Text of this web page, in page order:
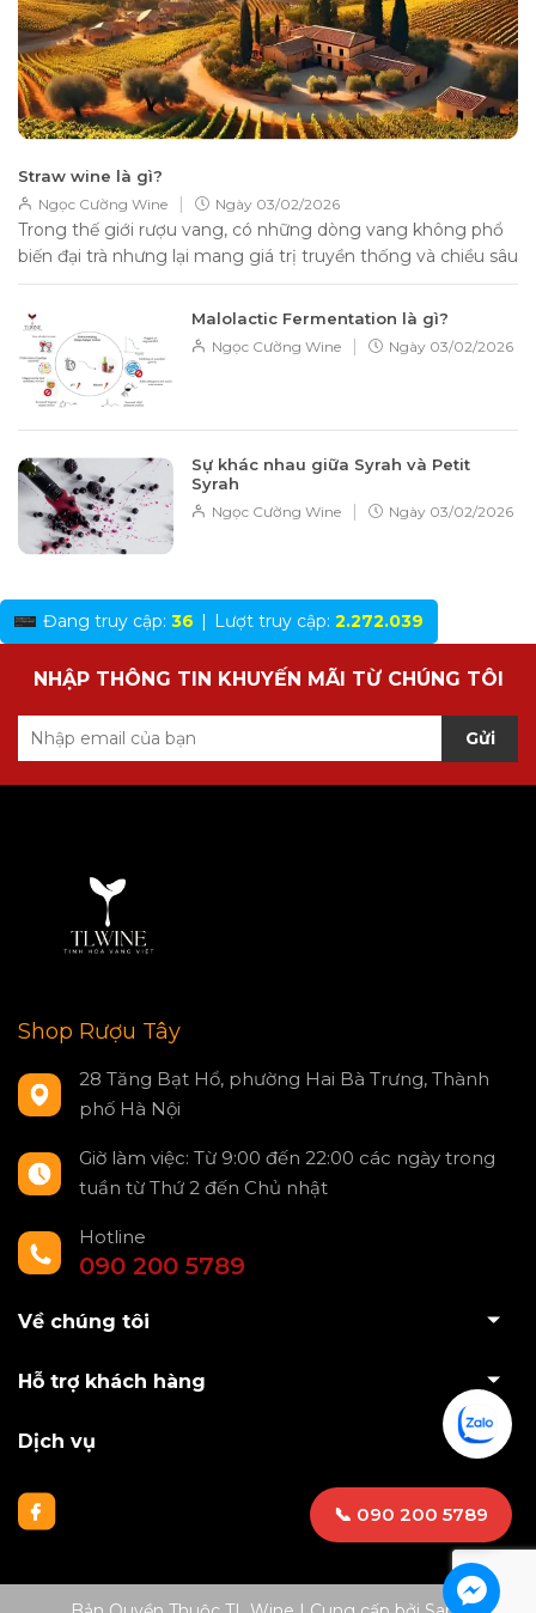
Straw wine là gì?
Ngọc Cường Wine Ngày 03/02/2026
Trong thế giới rượu vang, có những dòng vang không phổ
biến đại trà nhưng lại mang giá trị truyền thống và chiều sâu
hương...
Malolactic Fermentation là gì?
Ngọc Cường Wine Ngày 03/02/2026
Sự khác nhau giữa Syrah và Petit
Syrah
Ngọc Cường Wine | Ngày 03/02/2026
Đang truy cập: 36 | Lượt truy cập: 2.272.039
NHẬP THÔNG TIN KHUYẾN MÃI TỪ CHÚNG TÔI
Gửi
Shop Rượu Tây
28 Tăng Bạt Hổ, phường Hai Bà Trưng, Thành
phố Hà Nội
Giờ làm việc: Từ 9:00 đến 22:00 các ngày trong
tuần từ Thứ 2 đến Chủ nhật
Hotline
090 200 5789
Về chúng tôi
Hỗ trợ khách hàng
Dịch vụ
📞 090 200 5789